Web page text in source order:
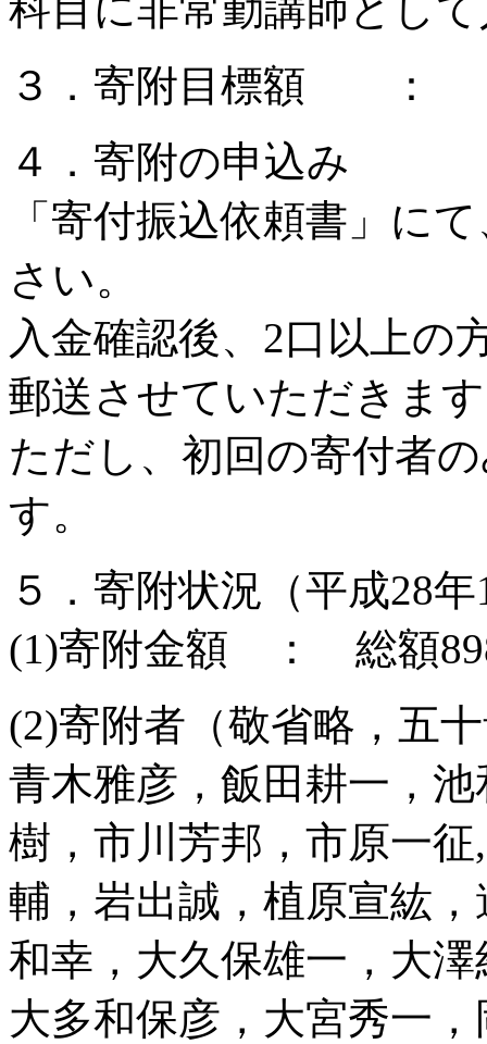
科目に非常勤講師とし
３．寄附目標額 ：
４．寄附の申込み
「寄付振込依頼書」に
さい。
入金確認後、2口以上の
郵送させていただきま
ただし、初回の寄付者
す。
５．寄附状況（平成28
(1)寄附金額 ： 総額
(2)寄附者（敬省略，五
青木雅彦，飯田耕一，
樹，市川芳邦，市原一
輔，岩出誠，植原宣紘
和幸，大久保雄一，大
大多和保彦，大宮秀一